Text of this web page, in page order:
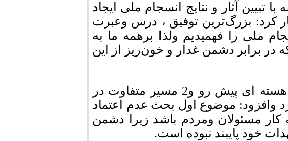
آثار و نتایج انسجام ملی ایجاد
اخیر اظهار کرد: بزرگ‌ترین توفیق ، درس وعبرت
ملی را فهمیدیم ولذا برهمه ما به
برابر دشمن غدار و خون‌ریز از این
خاوری اشاره ای به مذاکرات اخیر هسته ای پیش رو و2 مسیر متفاوت در
وافزود: موضوع اول بحث عدم اعتماد
مسئولان ومردم باشد زیرا دشمن
خود پایبند نبوده است.